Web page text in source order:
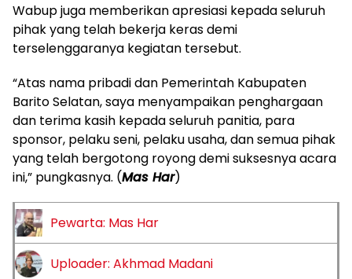
Wabup juga memberikan apresiasi kepada seluruh
pihak yang telah bekerja keras demi
terselenggaranya kegiatan tersebut.
“Atas nama pribadi dan Pemerintah Kabupaten
Barito Selatan, saya menyampaikan penghargaan
dan terima kasih kepada seluruh panitia, para
sponsor, pelaku seni, pelaku usaha, dan semua pihak
yang telah bergotong royong demi suksesnya acara
ini,” pungkasnya. (Mas Har)
Pewarta: Mas Har
Uploader: Akhmad Madani